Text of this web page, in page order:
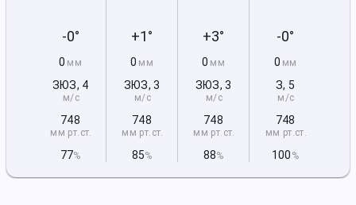
-0°
0 мм
ЗЮЗ, 4
м/с
748
мм рт.ст.
77%
+1°
0 мм
ЗЮЗ, 3
м/с
748
мм рт.ст.
85%
+3°
0 мм
ЗЮЗ, 3
м/с
748
мм рт.ст.
88%
-0°
0 мм
З, 5
м/с
748
мм рт.ст.
100 %